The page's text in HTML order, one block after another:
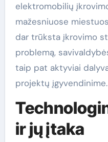
elektromobilių
mažesniuose
dar trūksta įkrovimo
problemą,
taip pat aktyviai
projektų įgyvendinime.
ir jų įtaka